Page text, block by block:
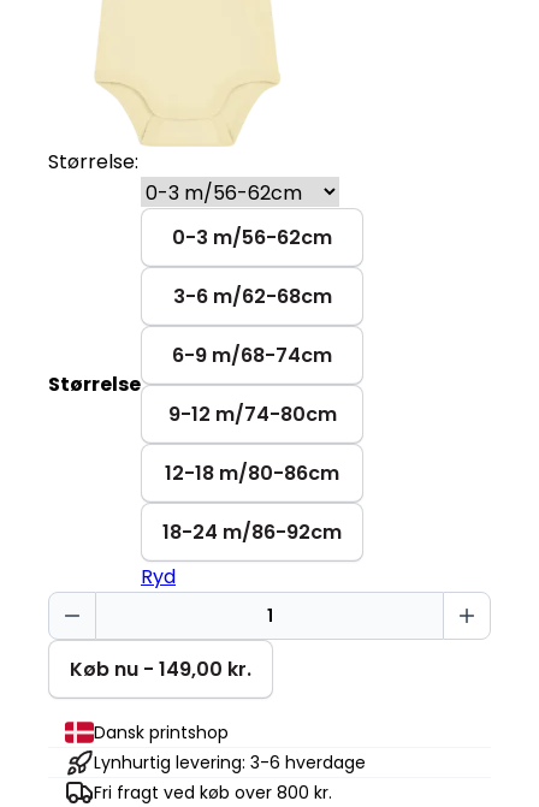
Størrelse:
Størrelse
0-3 m/56-62cm
3-6 m/62-68cm
6-9 m/68-74cm
9-12 m/74-80cm
12-18 m/80-86cm
18-24 m/86-92cm
Ryd
Made
By
Mom
-
Baby
Body
antal
Køb nu - 149,00 kr.
Dansk printshop
Lynhurtig levering: 3-6 hverdage
Fri fragt ved køb over 800 kr.